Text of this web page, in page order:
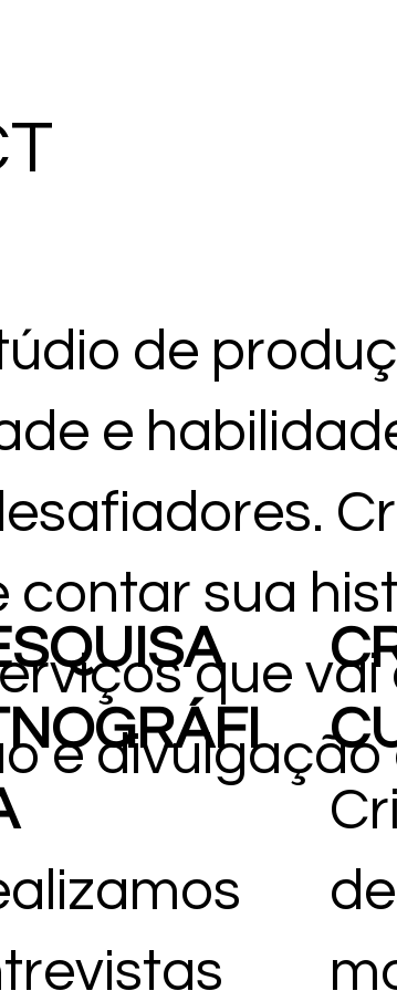
de
e
contar sua
que
e